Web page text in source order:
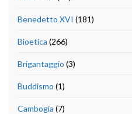
Benedetto XVI (181)
Bioetica (266)
Brigantaggio (3)
Buddismo (1)
Cambogia (7)